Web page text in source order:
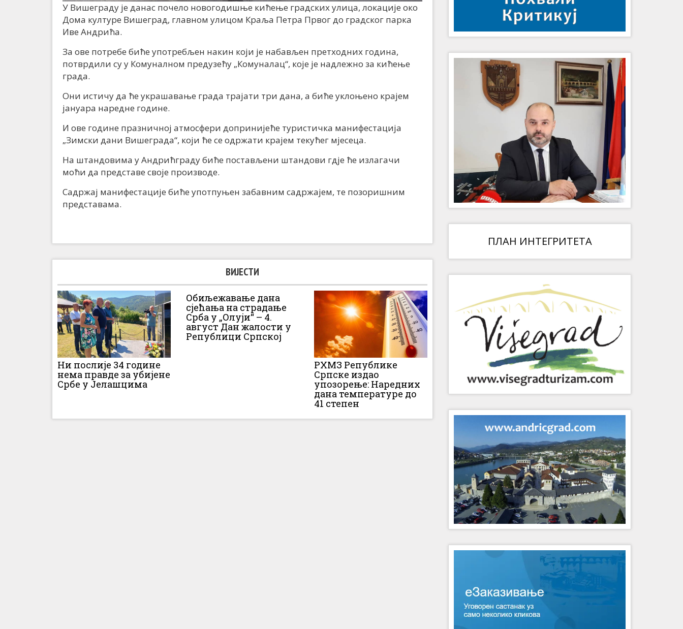
У Вишеграду је данас почело новогодишње кићење градских улица, локације око
Дома културе Вишеград, главном улицом Краља Петра Првог до градског парка
Иве Андрића.
За ове потребе биће употребљен накин који је набављен претходних година,
потврдили су у Комуналном предузећу „Комуналац“, које је надлежно за кићење
града.
Они истичу да ће украшавање града трајати три дана, а биће уклоњено крајем
јануара наредне године.
И ове године празничној атмосфери допринијеће туристичка манифестација
„Зимски дани Вишеграда“, који ће се одржати крајем текућег мјесеца.
На штандовима у Андрићграду биће постављени штандови гдје ће излагачи
моћи да представе своје производе.
Садржај манифестације биће употпуњен забавним садржајем, те позоришним
представама.
ВИЈЕСТИ
Ни послије 34 године
нема правде за убијене
Србе у Јелашцима
Обиљежавање дана
сјећања на страдање
Срба у „Олуји“ – 4.
август Дан жалости у
Републици Српској
РХМЗ Републике
Српске издао
упозорење: Наредних
дана температуре до
41 степен
ПЛАН ИНТЕГРИТЕТА